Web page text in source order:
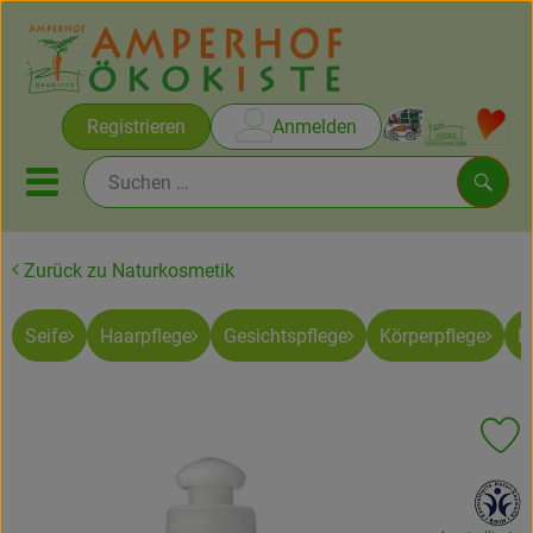
Registrieren Anmelden
Mobiles Menu öffnen oder
Rezepte
Zurück zu Naturkosmetik
Seife Haarpflege Gesichtspflege Körperpflege
, Verband: